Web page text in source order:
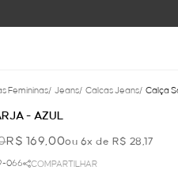
Femininas/ Jeans/ Calcas Jeans/ Calça
- AZUL
R$ 169,00ou 6x de R$ 28,17
066 COMPARTILHAR